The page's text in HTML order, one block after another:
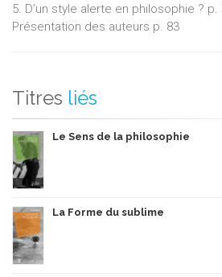
5. D’un style alerte en philosophie ? p.
Présentation des auteurs p. 83
Titres liés
Le Sens de la philosophie
La Forme du sublime